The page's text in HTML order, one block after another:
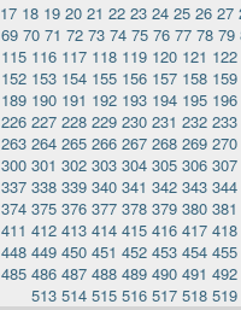
17 18 19 20 21 22 23 24 25 26 27
69 70 71 72 73 74 75 76 77 78 79
115 116 117 118 119 120 121 122
152 153 154 155 156 157 158 159
189 190 191 192 193 194 195 196
226 227 228 229 230 231 232 233
263 264 265 266 267 268 269 270
300 301 302 303 304 305 306 307
337 338 339 340 341 342 343 344
374 375 376 377 378 379 380 381
411 412 413 414 415 416 417 418
448 449 450 451 452 453 454 455
485 486 487 488 489 490 491 492
513 514 515 516 517 518 519